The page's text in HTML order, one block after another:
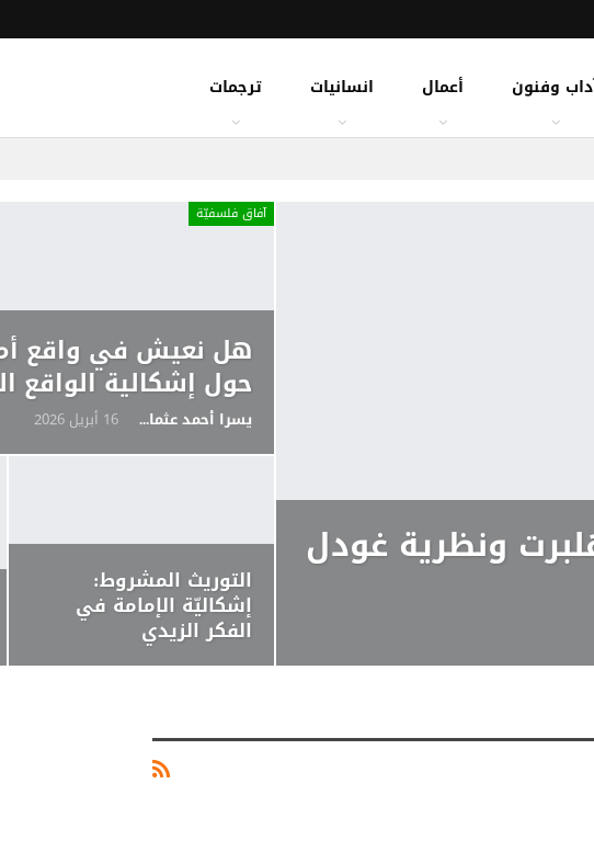
وفنون أعمال انسانيات ترجمات
ونظرية غودل
آفاق فلسفيّة‎
هل نعيش في واقع
حول إشكالية الواقع
يسرا أحمد عثمان 16 أبريل 2026
التوريث المشروط:
إشكاليّة الإمامة في
الفكر الزيدي